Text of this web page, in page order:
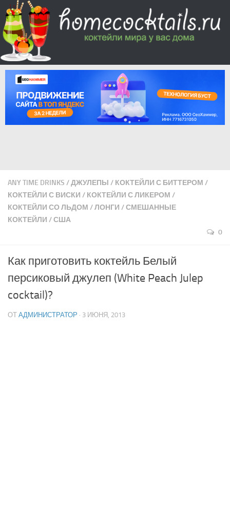
ANY TIME DRINKS /ДЖУЛЕПЫ / КОКТЕЙЛИ С БИТТЕРОМ /
КОКТЕЙЛИ С ВИСКИ / КОКТЕЙЛИ С ЛИКЕРОМ /
КОКТЕЙЛИ СО ЛЬДОМ /ЛОНГИ /СМЕШАННЫЕ
КОКТЕЙЛИ /США
0
Как приготовить коктейль Белый
персиковый джулеп (White Peach Julep
cocktail)?
ОТ АДМИНИСТРАТОР · 3 ИЮНЯ, 2013